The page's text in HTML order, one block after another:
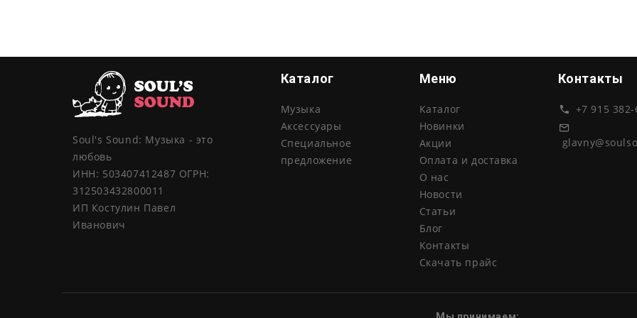
Soul's Sound: Музыка - это
любовь
ИНН: 503407412487 ОГРН:
312503432800011
ИП Костулин Павел
Иванович
Каталог
Музыка
Аксессуары
Специальное
предложение
Меню
Каталог
Новинки
Акции
Оплата и доставка
О нас
Новости
Статьи
Блог
Контакты
Скачать прайс
Контакты
+7 915 382-